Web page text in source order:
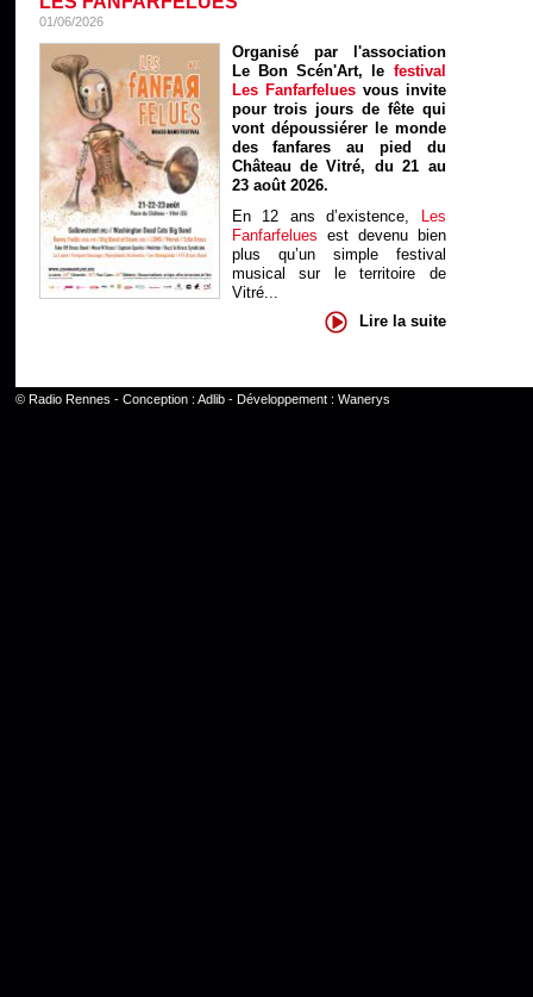
01/06/2026
Organisé par l'association
Le Bon Scén'Art, le festival
Les Fanfarfelues vous invite
pour trois jours de fête qui
vont dépoussiérer le monde
des fanfares au pied du
Château de Vitré, du 21 au
23 août 2026.
En 12 ans d’existence, Les
Fanfarfelues est devenu bien
plus qu’un simple festival
musical sur le territoire de
Vitré...
Lire la suite
© Radio Rennes - Conception : Adlib- Développement : Wanerys